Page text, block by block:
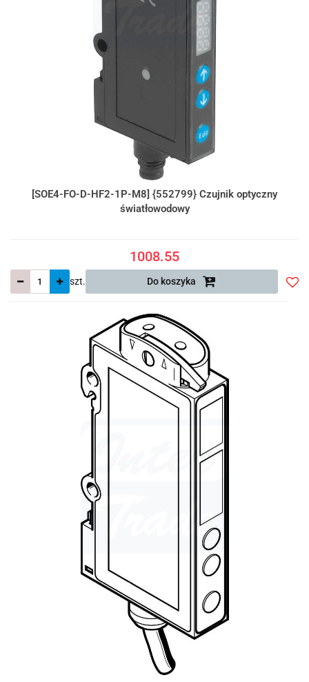
[SOE4-FO-D-HF2-1P-M8] {552799} Czujnik optyczny
światłowodowy
1008.55
szt. Do koszyka